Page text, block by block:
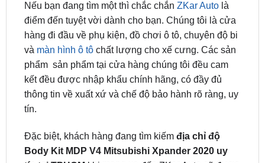
Vì Sao Chọn ZKar Auto Nâng Cấp Body Kit MDP
V4 Cho Ngoại Hình Xe Ô Tô
Nếu bạn đang tìm một thì chắc chắnZKar Auto là
điểm đến tuyệt vời dành cho bạn. Chúng tôi là cửa
hàng đi đầu về phụ kiện, đồ chơi ô tô, chuyên độ bi
vàmàn hình ô tôchất lượng cho xế cưng. Các sản
phẩm sản phẩm tại cửa hàng chúng tôi đều cam
thông tin về xuất xứ và chế độ bảo hành rõ ràng, uy
tín.